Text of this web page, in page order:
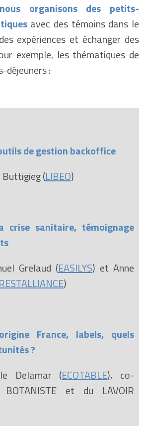
organisons des petits-
avec des témoins dans le
expériences et échanger des
exemple, les thématiques de
déjeuners :
de gestion backoffice
Buttigieg (LIBEO)
crise sanitaire, témoignage
Grelaud (EASILYS) et Anne
RESTALLIANCE)
France, labels, quels
?
Delamar (ECOTABLE), co-
et du LAVOIR